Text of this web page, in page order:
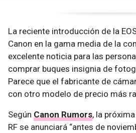
La reciente introducción de la
Canon en la gama media de la
excelente noticia para las
comprar buques insignia de
Parece que el fabricante de
con otro modelo de precio más
Según Canon Rumors, la
RF se anunciará “antes de